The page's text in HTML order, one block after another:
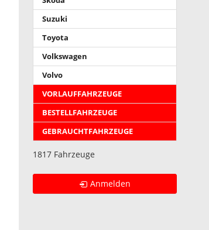
Suzuki
Toyota
Volkswagen
Volvo
VORLAUFFAHRZEUGE
BESTELLFAHRZEUGE
GEBRAUCHTFAHRZEUGE
1817 Fahrzeuge
Anmelden